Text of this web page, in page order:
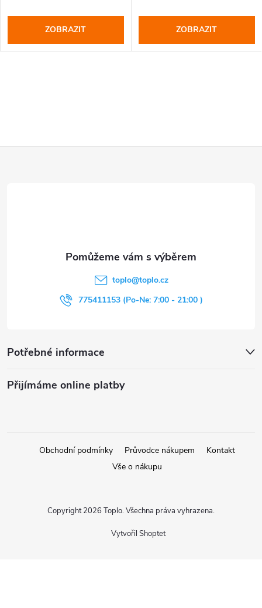
ZOBRAZIT ZOBRAZIT
Potřebné informace
Přijímáme online platby
toplo@toplo.cz
775411153 (Po-Ne: 7:00 - 21:00 )
Obchodní podmínky Průvodce nákupem
Kontakt
Vše o nákupu
Vytvořil Shoptet
Copyright 2026 Toplo. Všechna práva vyhrazena.